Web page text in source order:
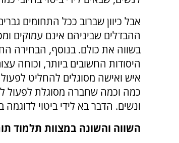
אבל כיוון שברוב ככל התחומים
ההבדלים שביניהם אינם עמוקים
בשווה את כולם. בנוסף, הבחירה
היסודות החשובים ביותר, וכוחה
איש ואישה מסוגלים להחליט
כמה וכמה שחברה מסוגלת לפעול
ונשים. הדבר בא לידי ביטוי
השווה והשונה במצוות תלמוד